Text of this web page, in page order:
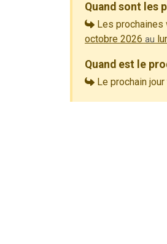
Quand sont les
Les
octobre 2026 au
Quand est le
Le prochain